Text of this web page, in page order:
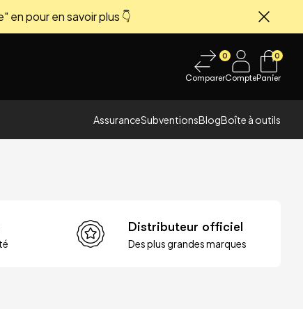
en pour en savoir plus 👇
0
ComparerCompte
0
Panier
AssuranceSubventionsBlogBoîte à outils
Distributeur officiel
Des plus grandes marques